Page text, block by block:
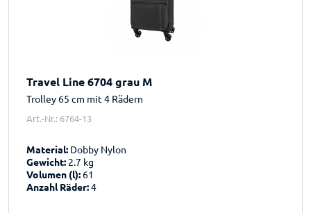
Travel Line 6704 grau M
Trolley 65 cm mit 4 Rädern
Art.-Nr.: 6764-13
Material: Dobby Nylon
Gewicht: 2.7 kg
Volumen (l): 61
Anzahl Räder:4